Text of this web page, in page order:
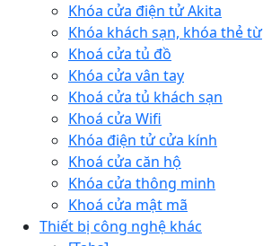
Khóa cửa điện tử Akita
Khóa khách sạn, khóa thẻ từ
Khoá cửa tủ đồ
Khóa cửa vân tay
Khoá cửa tủ khách sạn
Khoá cửa Wifi
Khóa điện tử cửa kính
Khoá cửa căn hộ
Khóa cửa thông minh
Khoá cửa mật mã
Thiết bị công nghệ khác